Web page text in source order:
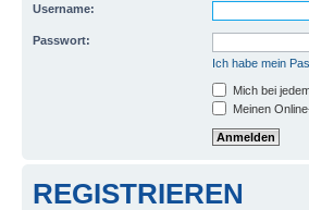
Username:
Passwort:
Ich habe mein
Mich bei
Meinen
REGISTRIEREN